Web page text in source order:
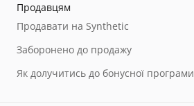
Продавцям
Продавати на Synthetic
Заборонено до продажу
Як долучитись до бонусної програми